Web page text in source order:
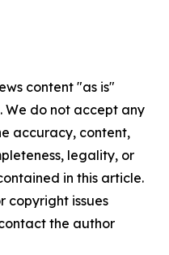
content "as is"
do not accept any
accuracy, content,
legality, or
in this article.
copyright issues
the author